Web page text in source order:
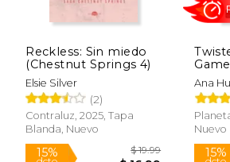
50%
dcto. $ 31.34
Reckless: Sin miedo
(Chestnut Springs 4)
Elsie Silver
(2)
Contraluz, 2025, Tapa
Blanda, Nuevo
Ana
Nuevo